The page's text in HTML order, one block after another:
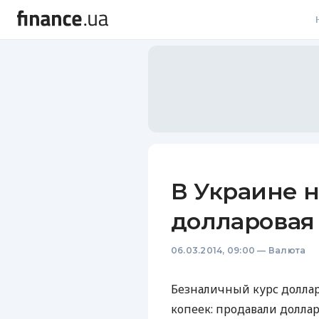
В Украине
06.03.2014, 09:00 — Валюта
Безналичный курс
копеек: продавали